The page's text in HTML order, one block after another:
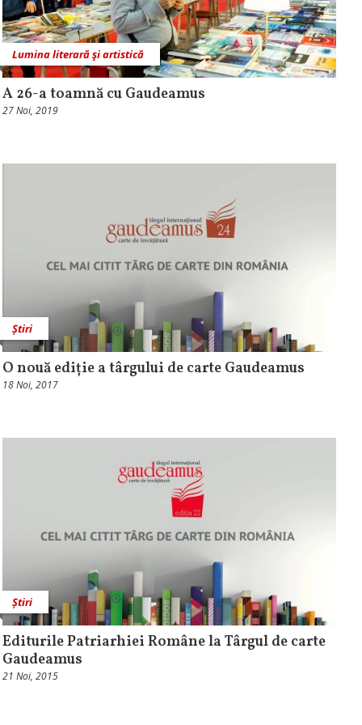
Lumina literară şi artistică
A 26-a toamnă cu Gaudeamus
27 Noi, 2019
Știri
O nouă ediție a târgului de carte Gaudeamus
18 Noi, 2017
Știri
Editurile Patriarhiei Române la Târgul de carte
Gaudeamus
21 Noi, 2015